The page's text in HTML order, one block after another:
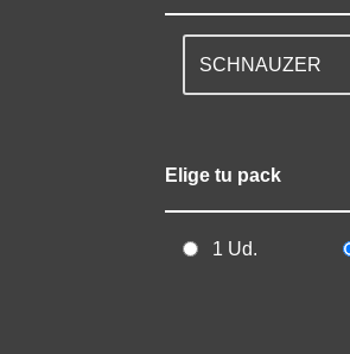
Elige tu pack
1 Ud.